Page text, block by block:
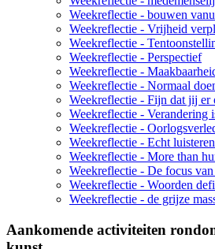
Weekreflectie - bouwen
Weekreflectie - Vrijheid
Weekreflectie -
Weekreflectie - Perspectief
Weekreflectie -
Weekreflectie - Normaal
Weekreflectie - Fijn dat jij er
Weekreflectie - Verandering
Weekreflectie -
Weekreflectie - Echt luisteren
Weekreflectie - More than
Weekreflectie - De focus
Weekreflectie - Woorden
Weekreflectie - de grijze
Aankomende activiteiten